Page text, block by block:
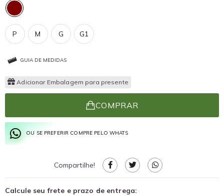
G
P M G1
GUIA DE MEDIDAS
Adicionar Embalagem para presente
COMPRAR
OU SE PREFERIR COMPRE PELO WHATS
Compartilhe!
Calcule seu frete e prazo de entrega: